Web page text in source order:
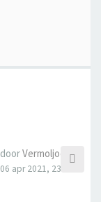
doorVermoljoen
06 apr 2021, 23:25